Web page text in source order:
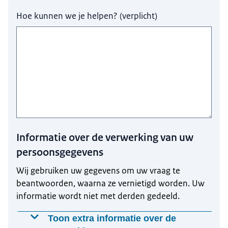
Hoe kunnen we je helpen? (verplicht)
Informatie over de verwerking van uw
persoonsgegevens
Wij gebruiken uw gegevens om uw vraag te
beantwoorden, waarna ze vernietigd worden. Uw
informatie wordt niet met derden gedeeld.
Toon extra informatie over de